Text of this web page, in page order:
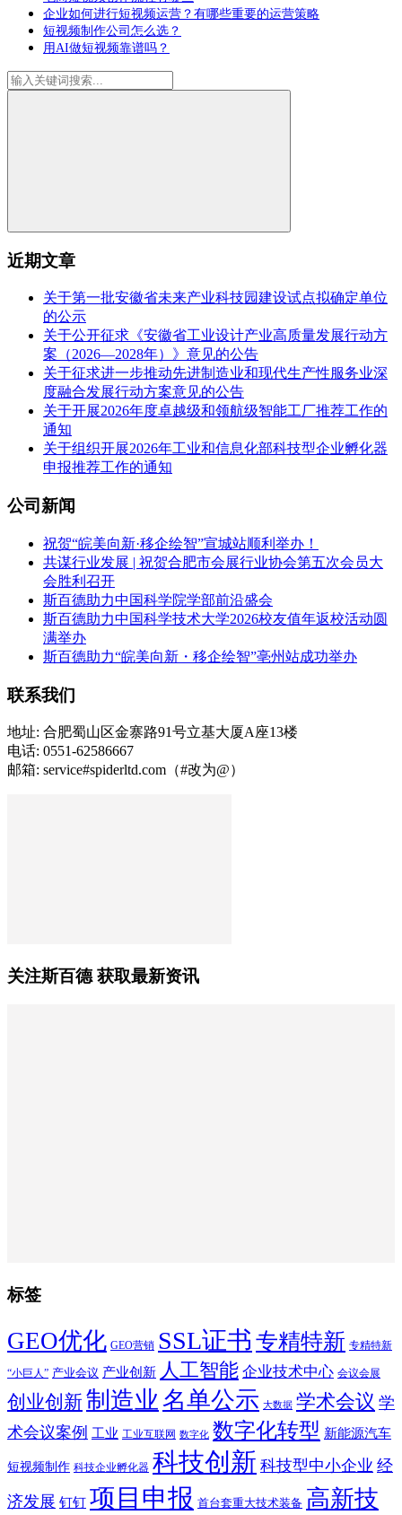
企业如何进行短视频运营？有哪些重要的运营策略
短视频制作公司怎么选？
用AI做短视频靠谱吗？
近期文章
关于第一批安徽省未来产业科技园建设试点拟确定单位
的公示
关于公开征求《安徽省工业设计产业高质量发展行动方
案（2026—2028年）》意见的公告
关于征求进一步推动先进制造业和现代生产性服务业深
度融合发展行动方案意见的公告
关于开展2026年度卓越级和领航级智能工厂推荐工作的
通知
关于组织开展2026年工业和信息化部科技型企业孵化器
申报推荐工作的通知
公司新闻
祝贺“皖美向新·移企绘智”宣城站顺利举办！
共谋行业发展 | 祝贺合肥市会展行业协会第五次会员大
会胜利召开
斯百德助力中国科学院学部前沿盛会
斯百德助力中国科学技术大学2026校友值年返校活动圆
满举办
斯百德助力“皖美向新・移企绘智”亳州站成功举办
联系我们
地址: 合肥蜀山区金寨路91号立基大厦A座13楼
电话: 0551-62586667
邮箱: service#spiderltd.com（#改为@）
关注斯百德 获取最新资讯
标签
GEO优化 GEO营销 SSL证书 专精特新 专精特新
“小巨人” 产业会议 产业创新 人工智能 企业技术中心 会议会展
创业创新制造业 名单公示 大数据 学术会议 学
术会议案例 工业 工业互联网 数字化 数字化转型 新能源汽车
短视频制作 科技企业孵化器 科技创新 科技型中小企业 经
济发展 钉钉 项目申报 首台套重大技术装备 高新技